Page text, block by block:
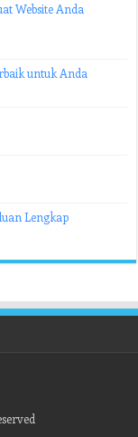
Website Anda
untuk Anda
Lengkap